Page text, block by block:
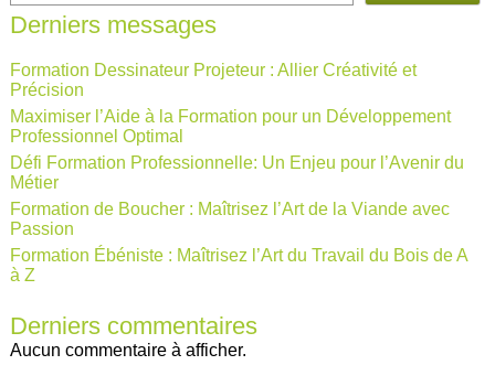
Derniers messages
Formation Dessinateur Projeteur : Allier Créativité et
Précision
Maximiser l’Aide à la Formation pour un Développement
Professionnel Optimal
Défi Formation Professionnelle: Un Enjeu pour l’Avenir du
Métier
Formation de Boucher : Maîtrisez l’Art de la Viande avec
Passion
Formation Ébéniste : Maîtrisez l’Art du Travail du Bois de A
à Z
Derniers commentaires
Aucun commentaire à afficher.